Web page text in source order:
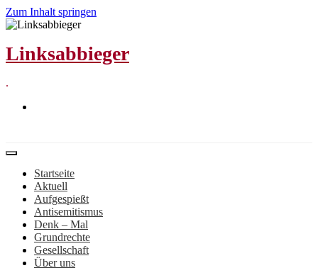
Zum Inhalt springen
Linksabbieger
.
Startseite
Aktuell
Aufgespießt
Antisemitismus
Denk – Mal
Grundrechte
Gesellschaft
Über uns